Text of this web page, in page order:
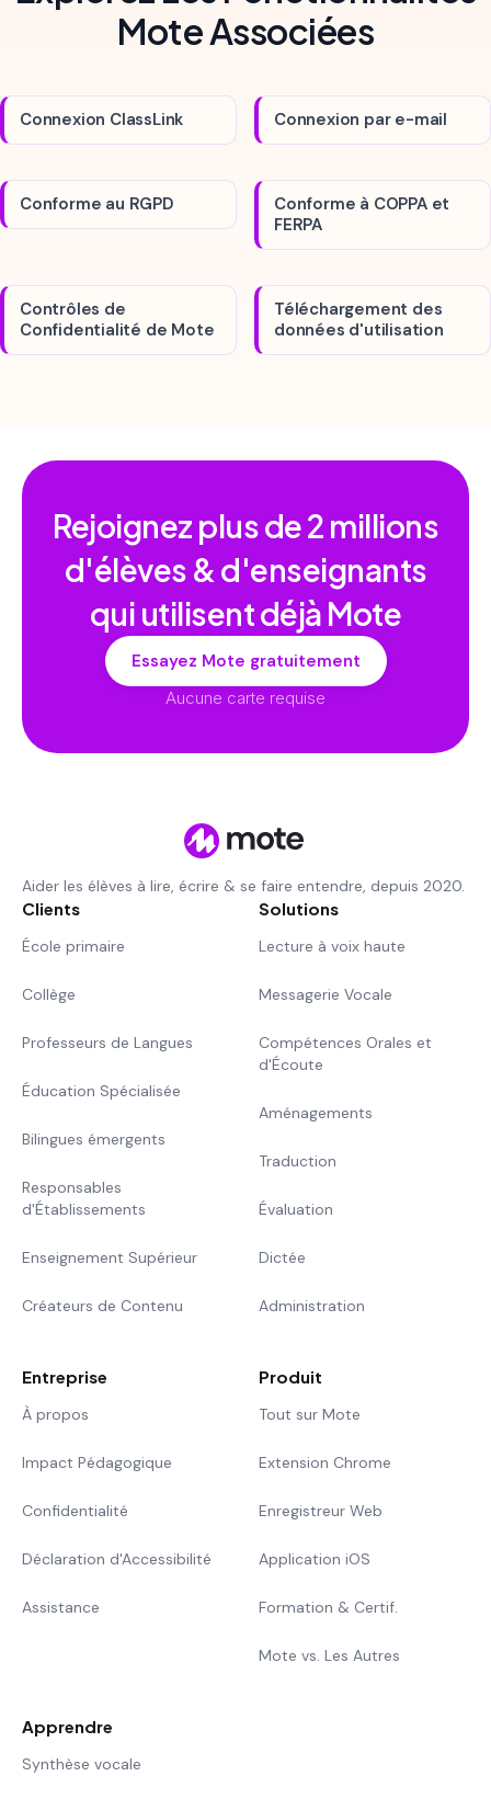
Mote Associées
Connexion ClassLink Connexion par e-mail
Conforme au RGPD
Conforme à COPPA et
FERPA
Contrôles de
Confidentialité de Mote
Téléchargement des
données d'utilisation
Rejoignez plus de2 millions
d'élèves & d'enseignants
qui utilisent déjà Mote
Essayez Mote gratuitement
Aucune carte requise
Aider les élèves à lire, écrire & se faire entendre, depuis 2020.
Clients
École primaire
Collège
Professeurs de Langues
Éducation Spécialisée
Bilingues émergents
Responsables
d'Établissements
Enseignement Supérieur
Créateurs de Contenu
Solutions
Lecture à voix haute
Messagerie Vocale
Compétences Orales et
d'Écoute
Aménagements
Traduction
Évaluation
Dictée
Administration
Entreprise
À propos
Impact Pédagogique
Confidentialité
Déclaration d'Accessibilité
Assistance
Produit
Tout sur Mote
Extension Chrome
Enregistreur Web
Application iOS
Formation & Certif.
Mote vs. Les Autres
Apprendre
Synthèse vocale